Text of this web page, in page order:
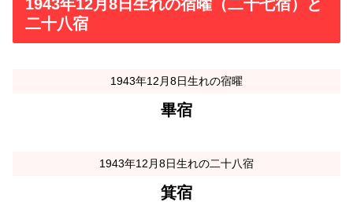
1943年12月8日生れの宿曜（二十七宿）と
二十八宿
1943年12月8日生れの宿曜
畢宿
1943年12月8日生れの二十八宿
箕宿